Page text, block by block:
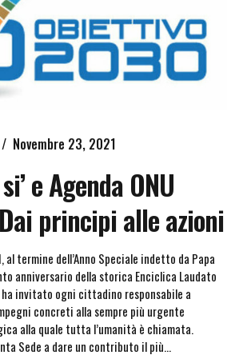
Novembre 23, 2021
e Agenda ONU
principi alle azioni
termine dell’Anno Speciale indetto da Papa
anniversario della storica Enciclica Laudato
ha invitato ogni cittadino responsabile a
concreti alla sempre più urgente
alla quale tutta l’umanità è chiamata.
Sede a dare un contributo il più...